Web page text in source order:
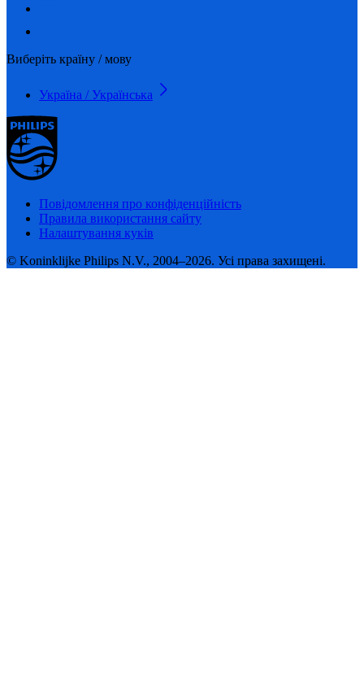
Виберіть країну / мову
Україна / Українська
Повідомлення про конфіденційність
Правила використання сайту
Налаштування куків
© Koninklijke Philips N.V., 2004–2026. Усі права захищені.